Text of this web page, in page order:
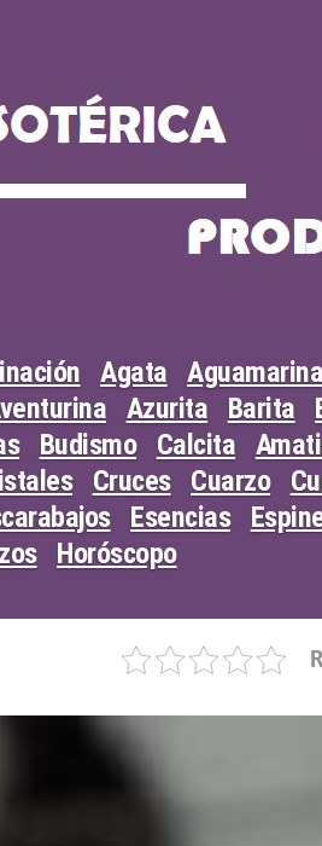
Agata Aguamarina
Azurita Barita
Budismo Calcita
Cruces Cuarzo
Esencias
Horóscopo